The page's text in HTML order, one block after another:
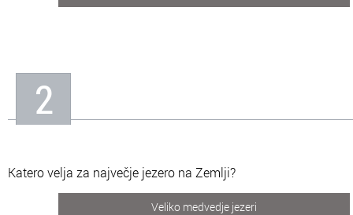
2
Katero velja za največje jezero na Zemlji?
Veliko medvedje jezeri